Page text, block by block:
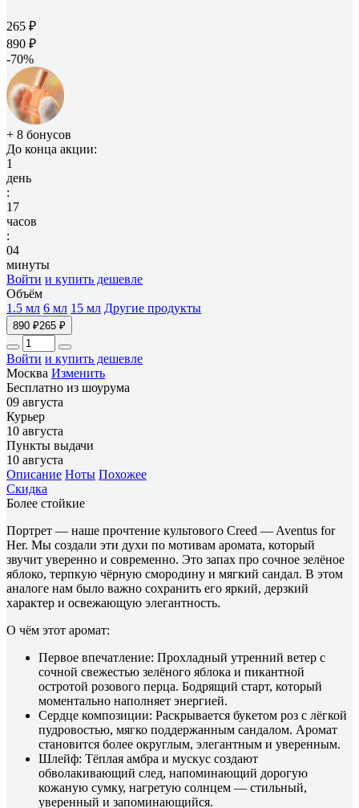
265 ₽
890 ₽
-70%
+ 8 бонусов
До конца акции:
1
день
:
17
часов
:
04
минуты
Войти и купить дешевле
Объём
1.5 мл 6 мл 15 мл Другие продукты
890 ₽265 ₽
Войти и купить дешевле
Москва Изменить
Бесплатно из шоурума
09 августа
Курьер
10 августа
Пункты выдачи
10 августа
Описание Ноты Похожее
Скидка
Более стойкие
Портрет — наше прочтение культового Creed — Aventus for
Her. Мы создали эти духи по мотивам аромата, который
звучит уверенно и современно. Это запах про сочное зелёное
яблоко, терпкую чёрную смородину и мягкий сандал. В этом
аналоге нам было важно сохранить его яркий, дерзкий
характер и освежающую элегантность.
О чём этот аромат:
Первое впечатление: Прохладный утренний ветер с
сочной свежестью зелёного яблока и пикантной
остротой розового перца. Бодрящий старт, который
моментально наполняет энергией.
Сердце композиции: Раскрывается букетом роз с лёгкой
пудровостью, мягко поддержанным сандалом. Аромат
становится более округлым, элегантным и уверенным.
Шлейф: Тёплая амбра и мускус создают
обволакивающий след, напоминающий дорогую
кожаную сумку, нагретую солнцем — стильный,
уверенный и запоминающийся.